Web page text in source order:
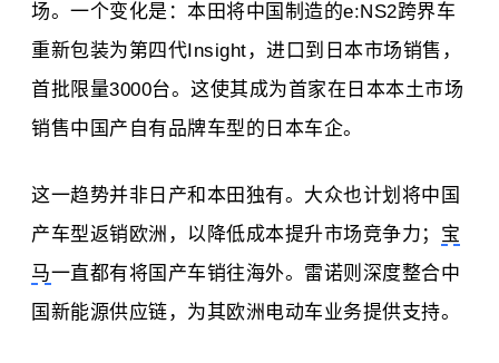
场。一个变化是：本田将中国制造的e:NS2跨界车
重新包装为第四代Insight，进口到日本市场销售，
首批限量3000台。这使其成为首家在日本本土市场
销售中国产自有品牌车型的日本车企。
这一趋势并非日产和本田独有。大众也计划将中国
产车型返销欧洲，以降低成本提升市场竞争力； 宝
马一直都有将国产车销往海外。雷诺则深度整合中
国新能源供应链，为其欧洲电动车业务提供支持。